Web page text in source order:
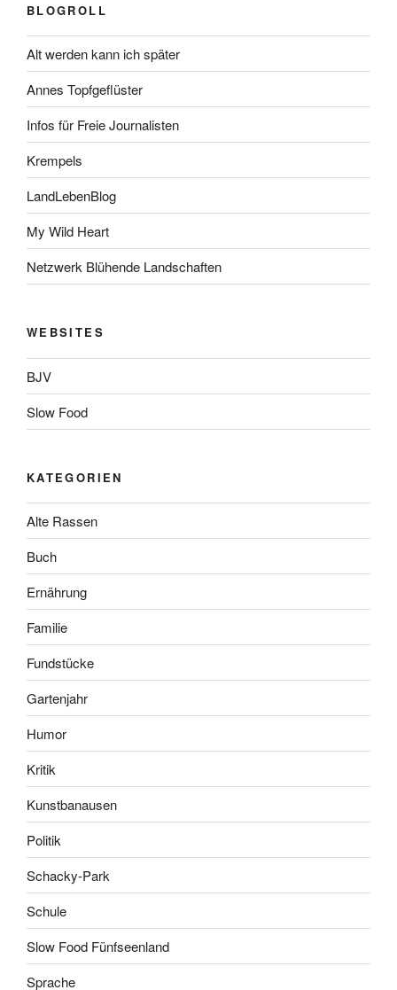
BLOGROLL
Alt werden kann ich später
Annes Topfgeflüster
Infos für Freie Journalisten
Krempels
LandLebenBlog
My Wild Heart
Netzwerk Blühende Landschaften
WEBSITES
BJV
Slow Food
KATEGORIEN
Alte Rassen
Buch
Ernährung
Familie
Fundstücke
Gartenjahr
Humor
Kritik
Kunstbanausen
Politik
Schacky-Park
Schule
Slow Food Fünfseenland
Sprache